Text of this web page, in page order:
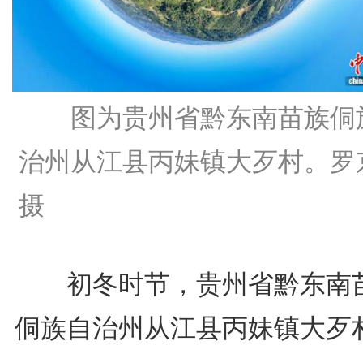
图为贵州省黔东南苗族侗
治州从江县丙妹镇大歹村。罗
摄
初冬时节，贵州省黔东南
侗族自治州从江县丙妹镇大歹